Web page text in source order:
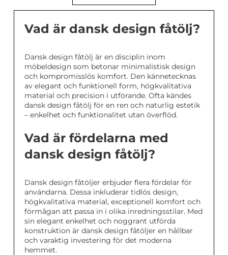
Vad är dansk design fåtölj?
Dansk design fåtölj är en disciplin inom
möbeldesign som betonar minimalistisk design
och kompromisslös komfort. Den kännetecknas
av elegant och funktionell form, högkvalitativa
material och precision i utförande. Ofta kändes
dansk design fåtölj för en ren och naturlig estetik
– enkelhet och funktionalitet utan överflöd.
Vad är fördelarna med
dansk design fåtölj?
Dansk design fåtöljer erbjuder flera fördelar för
användarna. Dessa inkluderar tidlös design,
högkvalitativa material, exceptionell komfort och
förmågan att passa in i olika inredningsstilar. Med
sin elegant enkelhet och noggrant utförda
konstruktion är dansk design fåtöljer en hållbar
och varaktig investering för det moderna
hemmet.